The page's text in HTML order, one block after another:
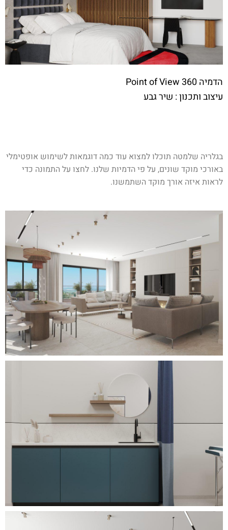
הדמיה Point of View 360
עיצוב ותכנון : שיר גבע
בגלריה שלמטה תוכלו למצוא עוד כמה דוגמאות לשימוש אופטימלי
באורכי מוקד שונים, על פי הדמיות שלנו. לחצו על התמונה כדי
לראות איזה אורך מוקד השתמשנו.